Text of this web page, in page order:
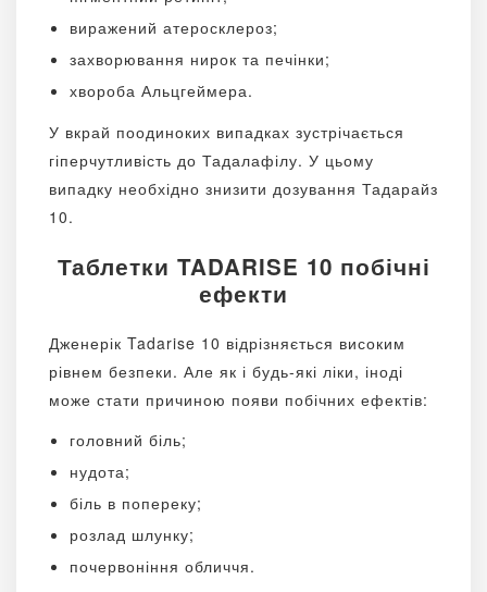
виражений атеросклероз;
захворювання нирок та печінки;
хвороба Альцгеймера.
У вкрай поодиноких випадках зустрічається
гіперчутливість до Тадалафілу. У цьому
випадку необхідно знизити дозування Тадарайз
10.
Таблетки TADARISE 10 побічні
ефекти
Дженерік Tadarise 10 відрізняється високим
рівнем безпеки. Але як і будь-які ліки, іноді
може стати причиною появи побічних ефектів:
головний біль;
нудота;
біль в попереку;
розлад шлунку;
почервоніння обличчя.